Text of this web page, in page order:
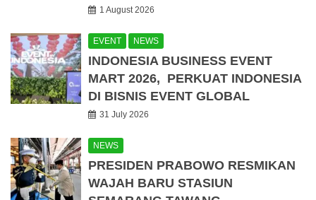
1 August 2026
EVENT NEWS
INDONESIA BUSINESS EVENT
MART 2026, PERKUAT INDONESIA
DI BISNIS EVENT GLOBAL
31 July 2026
NEWS
PRESIDEN PRABOWO RESMIKAN
WAJAH BARU STASIUN